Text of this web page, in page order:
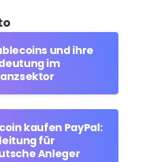
und ihre
im
kaufen PayPal:
für
Anleger